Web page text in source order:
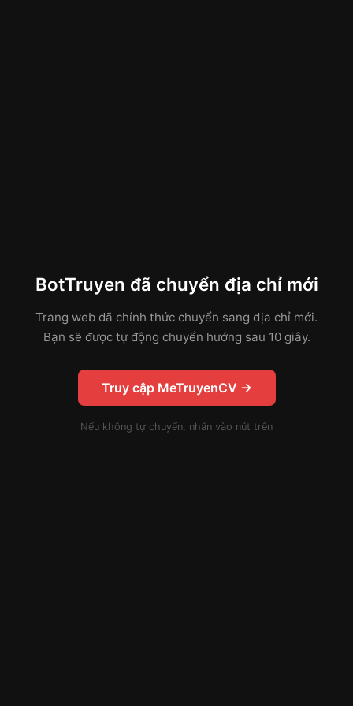
BotTruyen đã chuyển địa chỉ mới
Trang web đã chính thức chuyển sang địa chỉ mới.
Bạn sẽ được tự động chuyển hướng sau 10 giây.
Truy cập MeTruyenCV →
Nếu không tự chuyển, nhấn vào nút trên